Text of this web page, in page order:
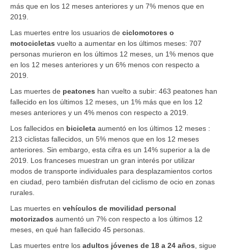
más que en los 12 meses anteriores y un 7% menos que en
2019.
Las muertes entre los usuarios de ciclomotores o
motocicletas vuelto a aumentar en los últimos meses: 707
personas murieron en los últimos 12 meses, un 1% menos que
en los 12 meses anteriores y un 6% menos con respecto a
2019.
Las muertes de peatones han vuelto a subir: 463 peatones han
fallecido en los últimos 12 meses, un 1% más que en los 12
meses anteriores y un 4% menos con respecto a 2019.
Los fallecidos en bicicleta aumentó en los últimos 12 meses :
213 ciclistas fallecidos, un 5% menos que en los 12 meses
anteriores. Sin embargo, esta cifra es un 14% superior a la de
2019. Los franceses muestran un gran interés por utilizar
modos de transporte individuales para desplazamientos cortos
en ciudad, pero también disfrutan del ciclismo de ocio en zonas
rurales.
Las muertes en vehículos de movilidad personal
motorizados aumentó un 7% con respecto a los últimos 12
meses, en qué han fallecido 45 personas.
Las muertes entre los adultos jóvenes de 18 a 24 años , sigue